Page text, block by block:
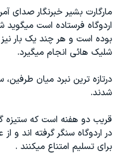
اسرائیل در جنگ
نرگس محمدی برنده جایزه نوبل
همایش محافظه‌کاران آمریکا
سفر پرزیدنت ترامپ به چین
مارگارت بشير خبرنگار صدای
اردوگاه فرستاده است
بوده است و هر چند يک بار نيز
شليک هائی انجام ميگيرد.
درتازه ترين نبرد ميان طرفين،
شدند.
قريب دو هفنه است که ستيزه
در اردوگاه سنگر گرفته اند
برای تسليم امتناع ميکنند .